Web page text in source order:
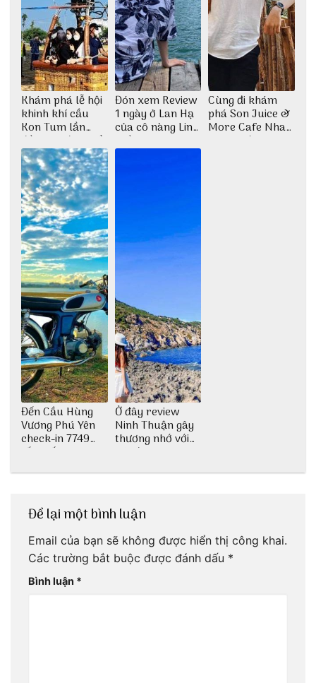
Khám phá lễ hội
khinh khí cầu
Kon Tum lần
đầu tiên được tổ
chức
Đón xem Review
1 ngày ở Lan Hạ
của cô nàng Linh
Trần
Cùng đi khám
phá Son Juice &
More Cafe Nha
Trang với anh
Đến Cầu Hùng
Vương Phú Yên
check-in 7749
tấm sống ảo
Ở đây review
Ninh Thuận gây
thương nhớ với
nét đẹp thiên
Để lại một bình luận
Email của bạn sẽ không được hiển thị công khai.
Các trường bắt buộc được đánh dấu *
Bình luận *